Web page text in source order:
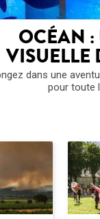
OCÉAN :
VISUELLE
dans une
pour toute